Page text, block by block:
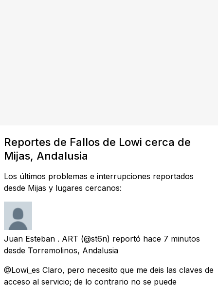
Reportes de Fallos de Lowi cerca de
Mijas, Andalusia
Los últimos problemas e interrupciones reportados
desde Mijas y lugares cercanos:
Juan Esteban . ART (@st6n) reportó hace 7 minutos
desde Torremolinos, Andalusia
@Lowi_es Claro, pero necesito que me deis las claves de
acceso al servicio; de lo contrario no se puede